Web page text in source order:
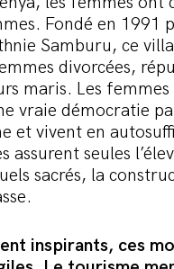
Fondé en 1991
Samburu, ce
divorcées,
maris. Les femmes
vraie démocratie
et vivent en
assurent seules
sacrés, la
inspirants, ces